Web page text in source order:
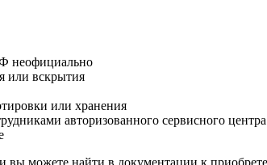
неофициально
или вскрытия
или хранения
авторизованного сервисного центра
вы можете найти в документации к